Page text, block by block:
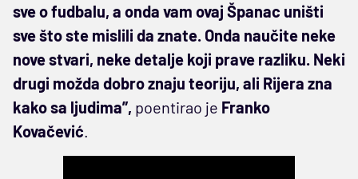
sve o fudbalu, a onda vam ovaj Španac uništi
sve što ste mislili da znate. Onda naučite neke
nove stvari, neke detalje koji prave razliku. Neki
drugi možda dobro znaju teoriju, ali Rijera zna
kako sa ljudima”, poentirao je Franko
Kovačević.